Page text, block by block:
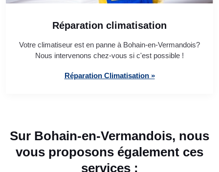
Réparation climatisation
Votre climatiseur est en panne à Bohain-en-Vermandois?
Nous intervenons chez-vous si c'est possible !
Réparation Climatisation »
Sur Bohain-en-Vermandois, nous
vous proposons également ces
services :